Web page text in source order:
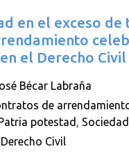
en el exceso
el Derecho Civil
Bécar Labraña
de
potestad ,
Derecho Civil